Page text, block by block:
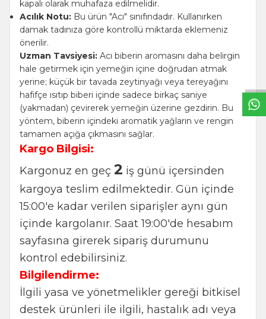
kapalı olarak muhafaza edilmelidir.
Acılık Notu: Bu ürün "Acı" sınıfındadır. Kullanırken
damak tadınıza göre kontrollü miktarda eklemeniz
önerilir.
Uzman Tavsiyesi: Acı biberin aromasını daha belirgin
hale getirmek için yemeğin içine doğrudan atmak
yerine; küçük bir tavada zeytinyağı veya tereyağını
hafifçe ısıtıp biberi içinde sadece birkaç saniye
(yakmadan) çevirerek yemeğin üzerine gezdirin. Bu
yöntem, biberin içindeki aromatik yağların ve rengin
tamamen açığa çıkmasını sağlar.
Kargo Bilgisi:
Kargonuz en geç 2 iş günü içersinden
kargoya teslim edilmektedir. Gün içinde
15:00'e kadar verilen siparişler aynı gün
içinde kargolanır. Saat 19:00'de hesabım
sayfasına girerek sipariş durumunu
kontrol edebilirsiniz.
Bilgilendirme:
İlgili yasa ve yönetmelikler gereği bitkisel
destek ürünleri ile ilgili, hastalık adı veya